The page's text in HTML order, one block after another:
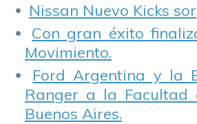
Nissan Nuevo Kicks
Con gran éxito
Movimiento.
Ford Argentina y la
Ranger a la Facultad
Buenos Aires.